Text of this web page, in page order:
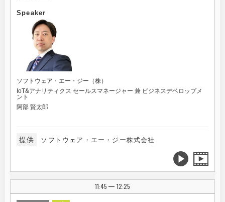
Speaker
ソフトウェア・エー・ジー（株）
IoT&アナリティクス セールスマネージャー 兼 ビジネスデベロップメ
ント
阿部 賢太郎
提供 ソフトウェア・エー・ジー株式会社
11:45 | 12:25